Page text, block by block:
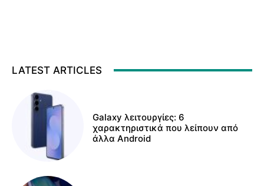
LATEST ARTICLES
Galaxy λειτουργίες: 6
χαρακτηριστικά που λείπουν από
άλλα Android